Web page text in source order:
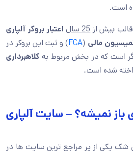
است.
قالب بیش از25 سال
اعتبار بروکر آلپاری
مالی (
FCA) و ثبت این بروکر در
است که در بخش مربوط به کلاهبرداری
شده است.
باز نمیشه؟ – سایت آلپاری
شک یکی از پر مراجع ترین سایت ها در